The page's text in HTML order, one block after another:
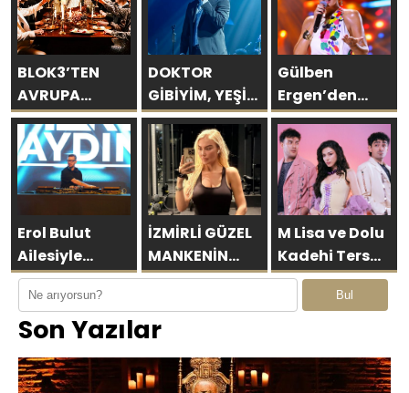
BLOK3’TEN
AVRUPA
ÇIKARMASI
DOKTOR
GİBİYİM, YEŞİL
REÇETE YERİNE
BENİ
ÖNERİYORLAR”
Gülben
Ergen’den
Kıbrıs’ta
Yapay Zekâ
Çıkışı
Erol Bulut
Ailesiyle
Başka
Resort’ta
Unutulmaz Bir
İZMİRLİ GÜZEL
MANKENİN
KULİSLERİ
YENİ PROJELER
M Lisa ve Dolu
Kadehi Ters
Tut’tan Yeni İş
Birliği: “Vişne”
Bul
Son Yazılar